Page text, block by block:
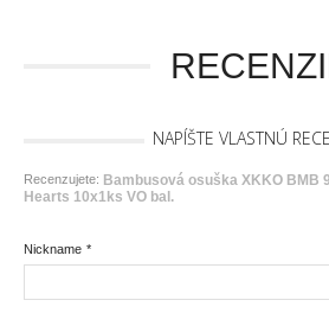
NAPÍŠTE VLASTNÚ
Recenzujete: Bambusová osuška XKKO BMB
Hearts 10x1ks VO bal.
*
Nickname